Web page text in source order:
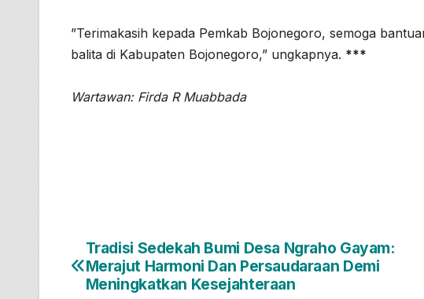
”Terimakasih kepada Pemkab Bojonegoro, semoga
balita di Kabupaten Bojonegoro,” ungkapnya. ***
Wartawan: Firda R Muabbada
Navigasi
pos
Tradisi Sedekah Bumi Desa Ngraho Gayam:
Merajut Harmoni Dan Persaudaraan Demi
Meningkatkan Kesejahteraan